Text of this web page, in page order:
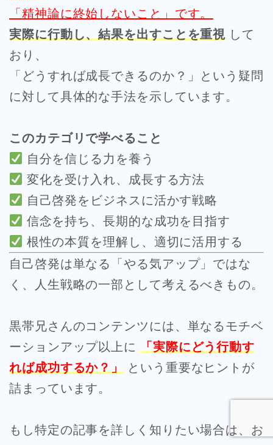
Follow Me
「精神論に終始しないこと」です。
実際に行動し、結果を出すことを重視 して
おり、
「どうすれば成長できるのか？」という疑問
に対して具体的な手法を示しています。
このカテゴリで学べること
自分を信じる力を養う
変化を受け入れ、成長する方法
自己啓発をビジネスに活かす戦略
信念を持ち、長期的な成功を目指す
根性の本質を理解し、適切に活用する
自己啓発は単なる「やる気アップ」ではな
く、人生戦略の一部として考えるべきもの。
黒帯兄さんのコンテンツには、単なるモチベ
ーションアップ以上に
「実際にどう行動す
れば成功するか？」
という重要なヒントが
詰まっています。
もし特定の記事を詳しく知りたい場合は、お